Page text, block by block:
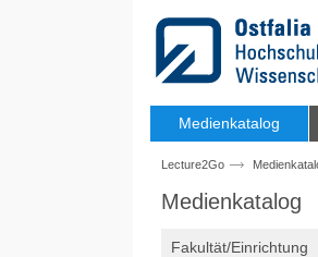
Medienkatalog
Lecture2Go
Medienkatalog
Fakultät/Einrichtung